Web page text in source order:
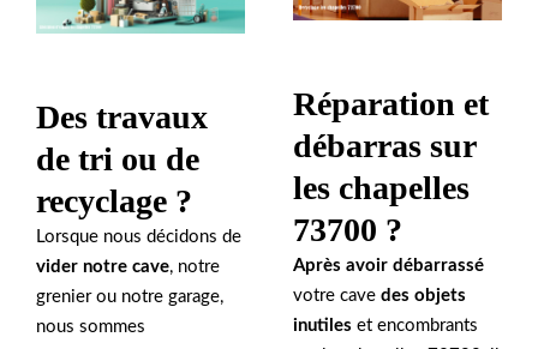
Des travaux
de tri ou de
recyclage ?
Lorsque nous décidons de
vider notre cave, notre
grenier ou notre garage,
nous sommes
Réparation et
débarras sur
les chapelles
73700 ?
Après avoir débarrassé
votre cave des objets
inutiles et encombrants